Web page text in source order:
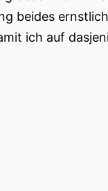
beides
ich auf